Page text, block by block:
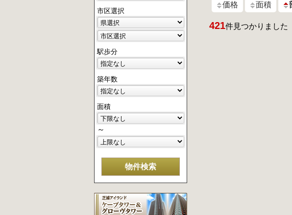
価格 面積
421件見つかりました
市区選択
駅歩分
築年数
面積
～